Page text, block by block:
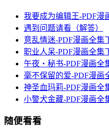
我要成为编辑王-PDF漫
遇到问题请看（解答）
意乱情迷-PDF漫画全集
职业人呆-PDF漫画全集
午夜‧秘书-PDF漫画全
毫不保留的爱-PDF漫画
神圣血玛莉-PDF漫画全
小警犬金藏-PDF漫画全
随便看看